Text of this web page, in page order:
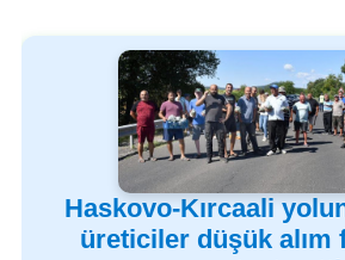
Haskovo-Kırcaali
üreticiler düşük alım